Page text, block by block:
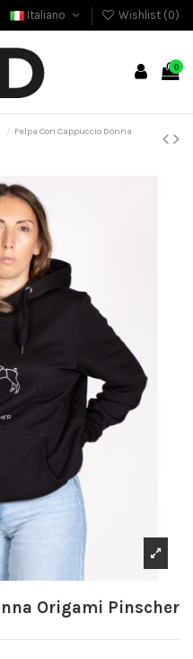
Italiano Wishlist (0)
0
Felpa Con Cappuccio Donna
Origami Pinscher